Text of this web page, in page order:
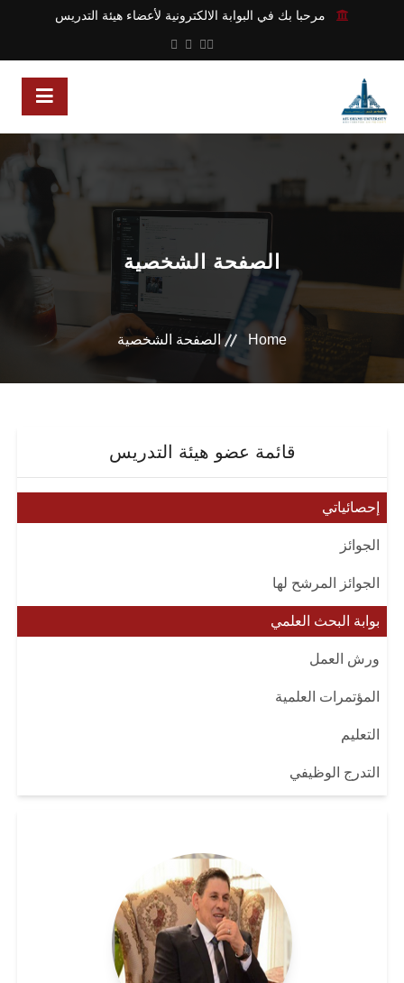
مرحبا بك في البوابة الالكترونية لأعضاء هيئة التدريس
الصفحة الشخصية
Home الصفحة الشخصية
قائمة عضو هيئة التدريس
إحصائياتي
الجوائز
الجوائز المرشح لها
بوابة البحث العلمي
ورش العمل
المؤتمرات العلمية
التعليم
التدرج الوظيفي